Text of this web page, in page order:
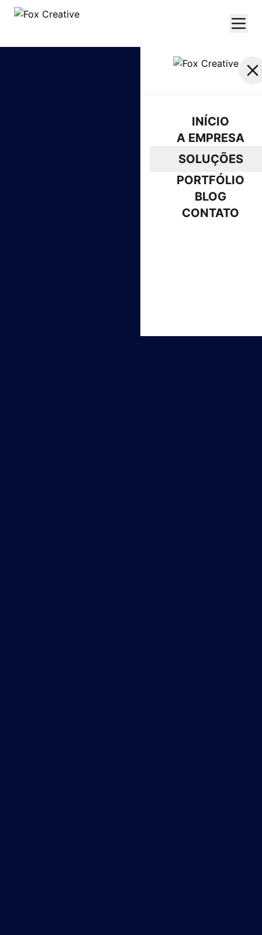
INÍCIO
A EMPRESA
SOLUÇÕES
PORTFÓLIO
BLOG
CONTATO